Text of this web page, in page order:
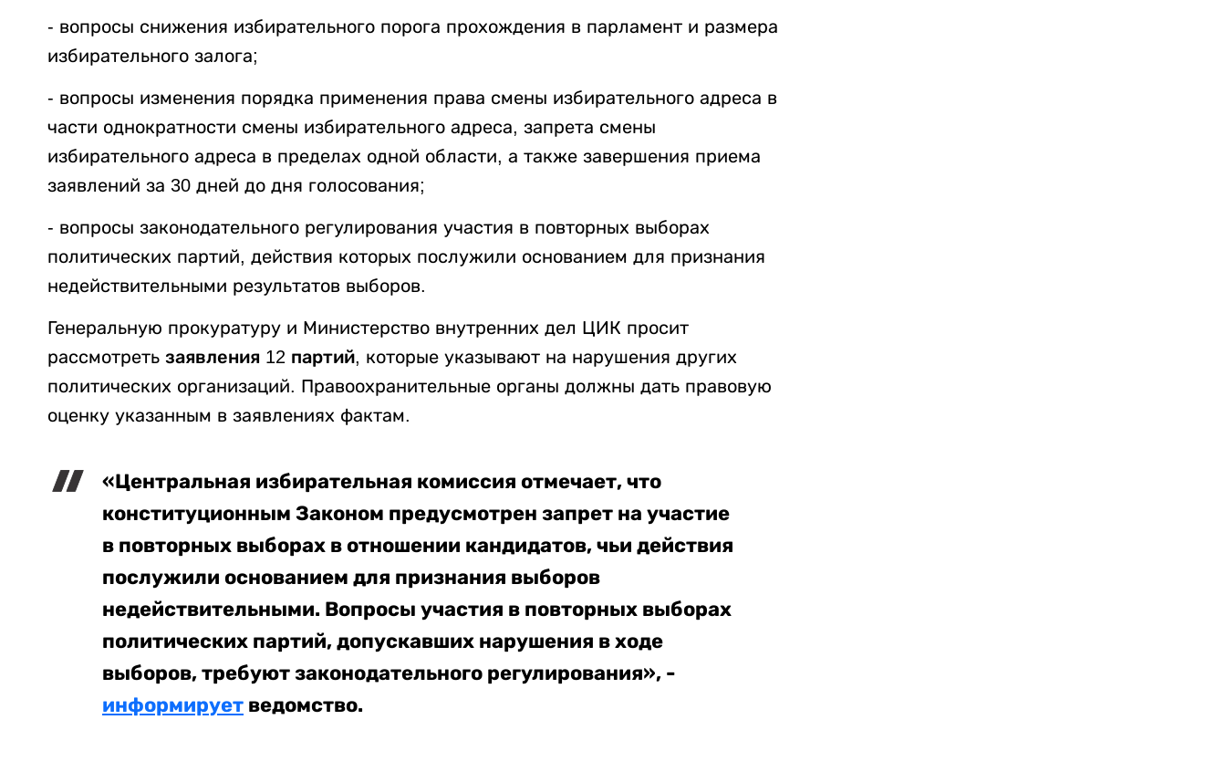
- вопросы снижения избирательного порога прохождения в парламент и размера
избирательного залога;
- вопросы изменения порядка применения права смены избирательного адреса в
части однократности смены избирательного адреса, запрета смены
избирательного адреса в пределах одной области, а также завершения приема
заявлений за 30 дней до дня голосования;
- вопросы законодательного регулирования участия в повторных выборах
политических партий, действия которых послужили основанием для признания
недействительными результатов выборов.
Генеральную прокуратуру и Министерство внутренних дел ЦИК просит
рассмотреть заявления 12 партий, которые указывают на нарушения других
политических организаций. Правоохранительные органы должны дать правовую
оценку указанным в заявлениях фактам.
«Центральная избирательная комиссия отмечает, что
конституционным Законом предусмотрен запрет на участие
в повторных выборах в отношении кандидатов, чьи действия
послужили основанием для признания выборов
недействительными. Вопросы участия в повторных выборах
политических партий, допускавших нарушения в ходе
выборов, требуют законодательного регулирования», -
информирует ведомство.